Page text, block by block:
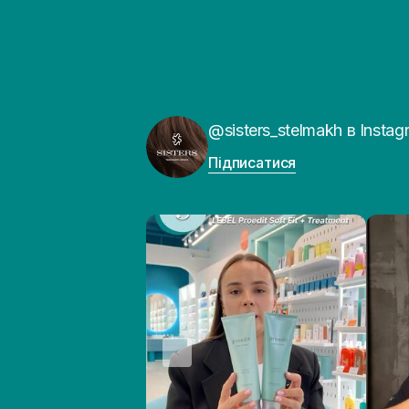
@sisters_stelmakh в
Підписатися